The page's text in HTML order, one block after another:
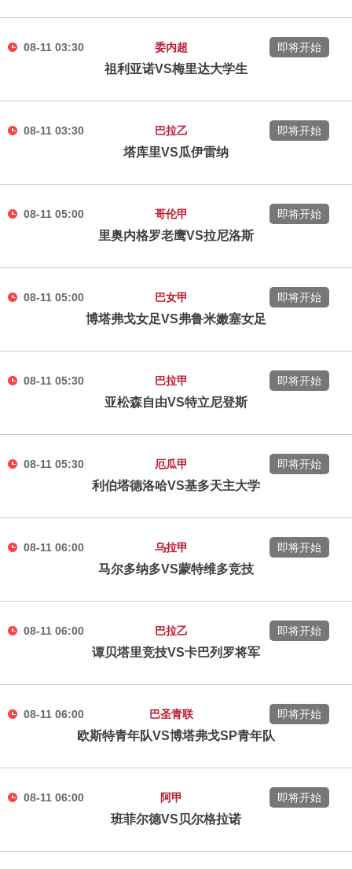
08-11 03:30 委内超
祖利亚诺VS梅里达大学生
即将开始
08-11 03:30 巴拉乙
塔库里VS瓜伊雷纳
即将开始
08-11 05:00 哥伦甲
里奥内格罗老鹰VS拉尼洛斯
即将开始
08-11 05:00 巴女甲
博塔弗戈女足VS弗鲁米嫩塞女足
即将开始
08-11 05:30 巴拉甲
亚松森自由VS特立尼登斯
即将开始
08-11 05:30 厄瓜甲
利伯塔德洛哈VS基多天主大学
即将开始
08-11 06:00 乌拉甲
马尔多纳多VS蒙特维多竞技
即将开始
08-11 06:00 巴拉乙
谭贝塔里竞技VS卡巴列罗将军
即将开始
08-11 06:00 巴圣青联
欧斯特青年队VS博塔弗戈SP青年队
即将开始
08-11 06:00 阿甲
班菲尔德VS贝尔格拉诺
即将开始